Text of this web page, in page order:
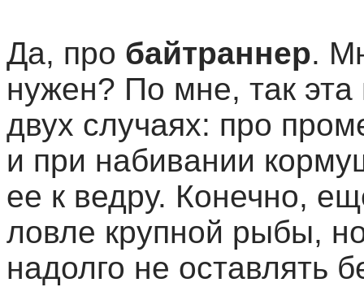
Да, про байтраннер.
нужен? По мне, так
двух случаях: про
и при набивании
ее к ведру. Конечно,
ловле крупной рыбы,
надолго не оставлять